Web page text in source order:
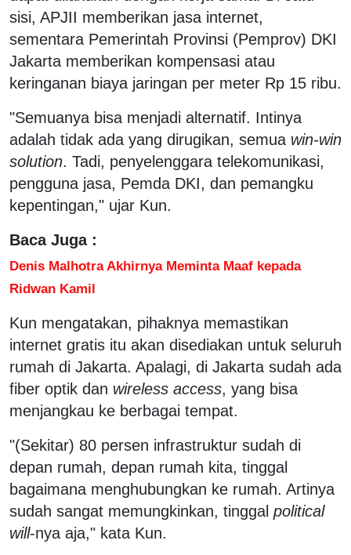
sisi, APJII memberikan jasa internet,
sementara Pemerintah Provinsi (Pemprov) DKI
Jakarta memberikan kompensasi atau
keringanan biaya jaringan per meter Rp 15 ribu.
"Semuanya bisa menjadi alternatif. Intinya
adalah tidak ada yang dirugikan, semua win-win
solution. Tadi, penyelenggara telekomunikasi,
pengguna jasa, Pemda DKI, dan pemangku
kepentingan," ujar Kun.
Baca Juga :
Denis Malhotra Akhirnya Meminta Maaf kepada
Ridwan Kamil
Kun mengatakan, pihaknya memastikan
internet gratis itu akan disediakan untuk seluruh
rumah di Jakarta. Apalagi, di Jakarta sudah ada
fiber optik dan wireless access, yang bisa
menjangkau ke berbagai tempat.
"(Sekitar) 80 persen infrastruktur sudah di
depan rumah, depan rumah kita, tinggal
bagaimana menghubungkan ke rumah. Artinya
sudah sangat memungkinkan, tinggal political
will-nya aja," kata Kun.